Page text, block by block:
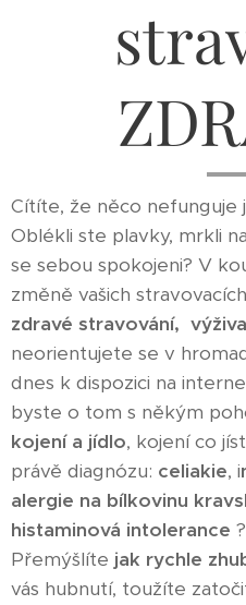
Cítíte, že něco nefunguje
Oblékli ste plavky, mrkli
se sebou spokojeni? V
změně vašich
zdravé stravování, výživa
neorientujete se v
dnes k dispozici na
byste o tom s někým
kojení a jídlo, kojení co
právě diagnózu: celiakie, i
alergie na bílkovinu
histaminová intolerance
Přemýšlíte jak rychle
vás hubnutí, toužíte